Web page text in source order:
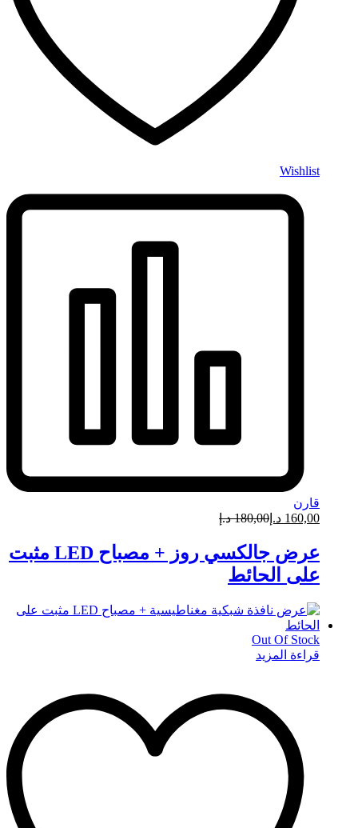
Wishlist
قارن
160,00 د.إ 180,00 د.إ
عرض جالكسي روز + مصباح LED مثبت
على الحائط
Out Of Stock
قراءة المزيد